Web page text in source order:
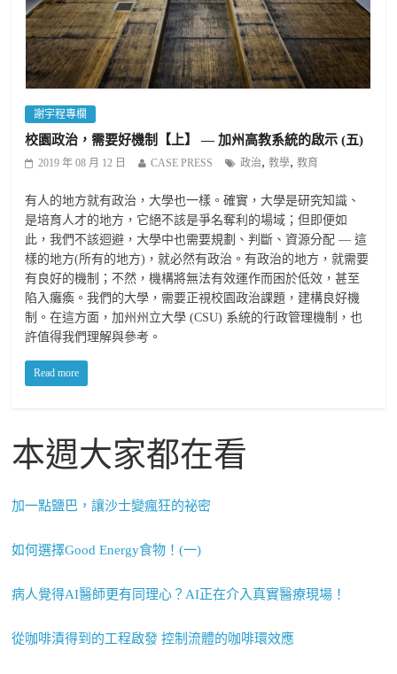
謝宇程專欄
校園政治，需要好機制【上】 — 加州高教系統的啟示 (五)
2019 年 08 月 12 日 CASE PRESS 政治,教學,教育
有人的地方就有政治，大學也一樣。確實，大學是研究知識、
是培育人才的地方，它絕不該是爭名奪利的場域；但即便如
此，我們不該迴避，大學中也需要規劃、判斷、資源分配 — 這
樣的地方(所有的地方)，就必然有政治。有政治的地方，就需要
有良好的機制；不然，機構將無法有效運作而困於低效，甚至
陷入癱瘓。我們的大學，需要正視校園政治課題，建構良好機
制。在這方面，加州州立大學 (CSU) 系統的行政管理機制，也
許值得我們理解與參考。
Read more
本週大家都在看
加一點鹽巴，讓沙士變瘋狂的祕密
如何選擇Good Energy食物！(一)
病人覺得AI醫師更有同理心？AI正在介入真實醫療現場！
從咖啡漬得到的工程啟發 控制流體的咖啡環效應